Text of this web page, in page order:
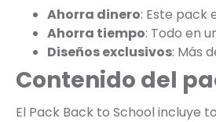
Ahorra dinero: Este pack
Ahorra tiempo: Todo en
Diseños exclusivos: Más
Contenido del
El Pack Back to School incluye